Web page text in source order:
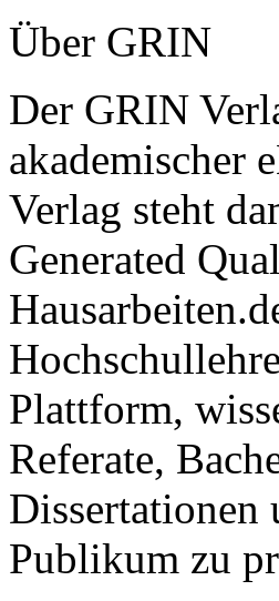
Über GRIN
Der GRIN
akademischer
Verlag steht
Generated
Plattform,
Referate,
Dissertationen
Publikum zu